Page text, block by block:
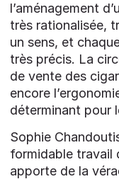
l’aménagement
très rationalisée,
un sens, et
très précis. La
de vente des
encore
déterminant pour
Sophie
formidable travail
apporte de la